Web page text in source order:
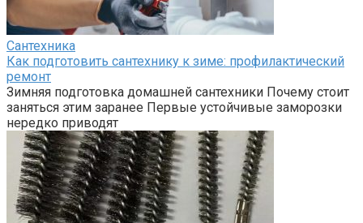
Сантехника
Как подготовить сантехнику к зиме: профилактический
ремонт
Зимняя подготовка домашней сантехники Почему стоит
заняться этим заранее Первые устойчивые заморозки
нередко приводят